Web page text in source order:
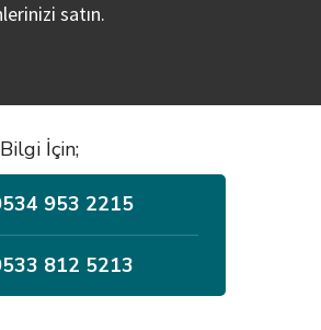
satın.
İçin;
953 2215
812 5213